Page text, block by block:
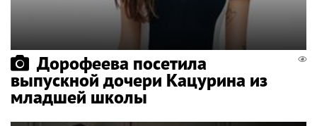
Дорофеева посетила
выпускной дочери Кацурина из
младшей школы